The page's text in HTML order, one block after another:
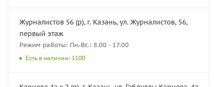
Журналистов 56 (р), г. Казань, ул. Журналистов, 56,
первый этаж
Режим работы: Пн.-Вс.: 8.00 - 17.00
Есть в наличии: 1100